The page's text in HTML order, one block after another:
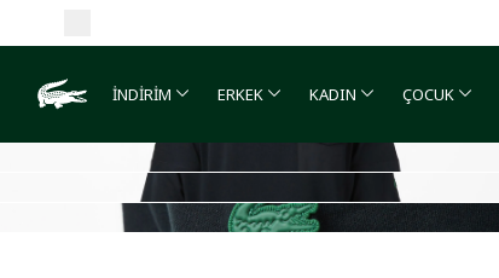
İNDİRİM ERKEK KADIN ÇOCUK